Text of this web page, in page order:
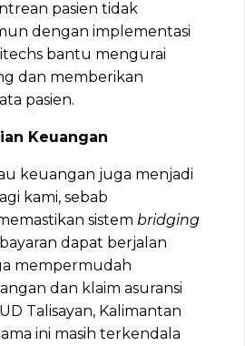
pasien tidak
dengan implementasi
bantu mengurai
dan memberikan
pasien.
Keuangan
keuangan juga menjadi
kami, sebab
sistem bridging
dapat berjalan
mempermudah
dan klaim asuransi
Talisayan, Kalimantan
ini masih terkendala